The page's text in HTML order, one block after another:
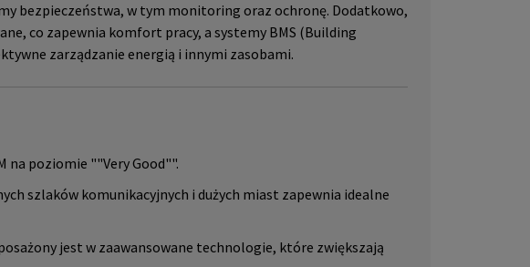
bezpieczeństwa, w tym monitoring oraz ochronę. Dodatkowo,
co zapewnia komfort pracy, a systemy BMS (Building
zarządzanie energią i innymi zasobami.
na poziomie ""Very Good"".
szlaków komunikacyjnych i dużych miast zapewnia idealne
jest w zaawansowane technologie, które zwiększają